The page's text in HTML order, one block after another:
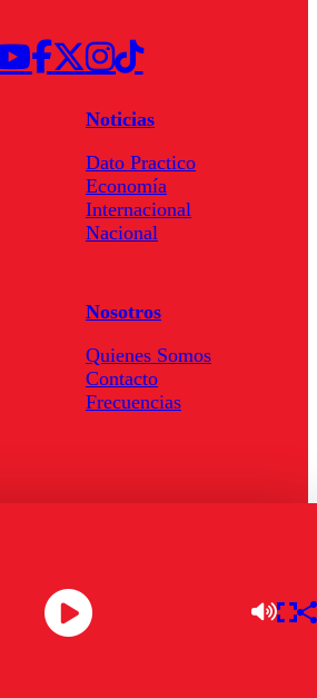
Noticias
Dato Practico
Economía
Internacional
Nacional
Nosotros
Quienes Somos
Contacto
Frecuencias